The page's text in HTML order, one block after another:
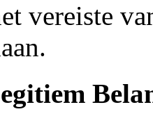
vereiste